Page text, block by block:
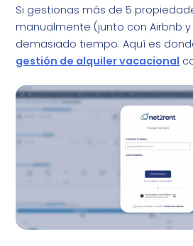
Si gestionas más de 5
manualmente (junto con Airbnb
demasiado tiempo. Aquí es
gestión de alquiler vacacional